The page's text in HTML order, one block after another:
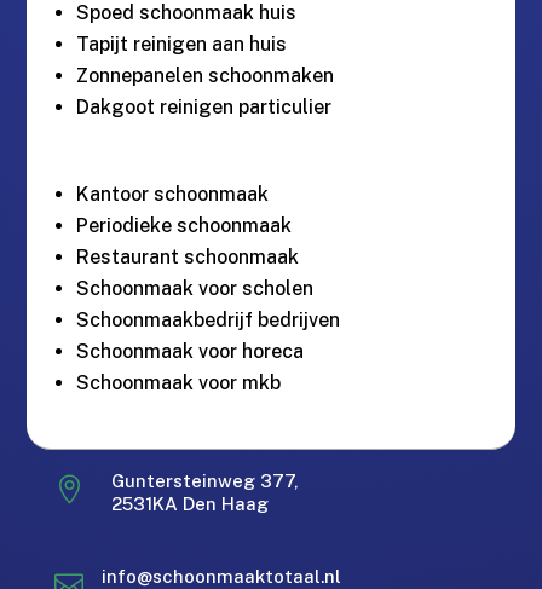
Spoed schoonmaak huis
Tapijt reinigen aan huis
Zonnepanelen schoonmaken
Dakgoot reinigen particulier
Kantoor schoonmaak
Periodieke schoonmaak
Restaurant schoonmaak
Schoonmaak voor scholen
Schoonmaakbedrijf bedrijven
Schoonmaak voor horeca
Schoonmaak voor mkb

Guntersteinweg 377,
2531KA Den Haag
info@schoonmaaktotaal.nl
Gratis offerte in 24 uur.
Landelijke dekking.